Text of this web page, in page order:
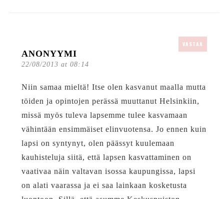
ANONYYMI
22/08/2013 at 08:14
VASTAA
Niin samaa mieltä! Itse olen kasvanut maalla mutta
töiden ja opintojen perässä muuttanut Helsinkiin,
missä myös tuleva lapsemme tulee kasvamaan
vähintään ensimmäiset elinvuotensa. Jo ennen kuin
lapsi on syntynyt, olen päässyt kuulemaan
kauhisteluja siitä, että lapsen kasvattaminen on
vaativaa näin valtavan isossa kaupungissa, lapsi
on alati vaarassa ja ei saa lainkaan kosketusta